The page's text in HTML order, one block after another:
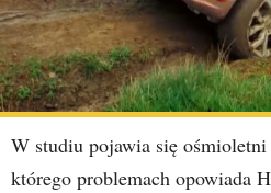
W studiu pojawia się ośmioletni
którego problemach opowiada